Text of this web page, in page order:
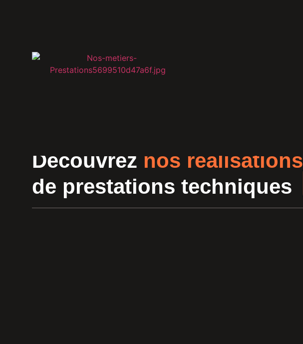
Découvrez nos réalisations
de prestations techniques